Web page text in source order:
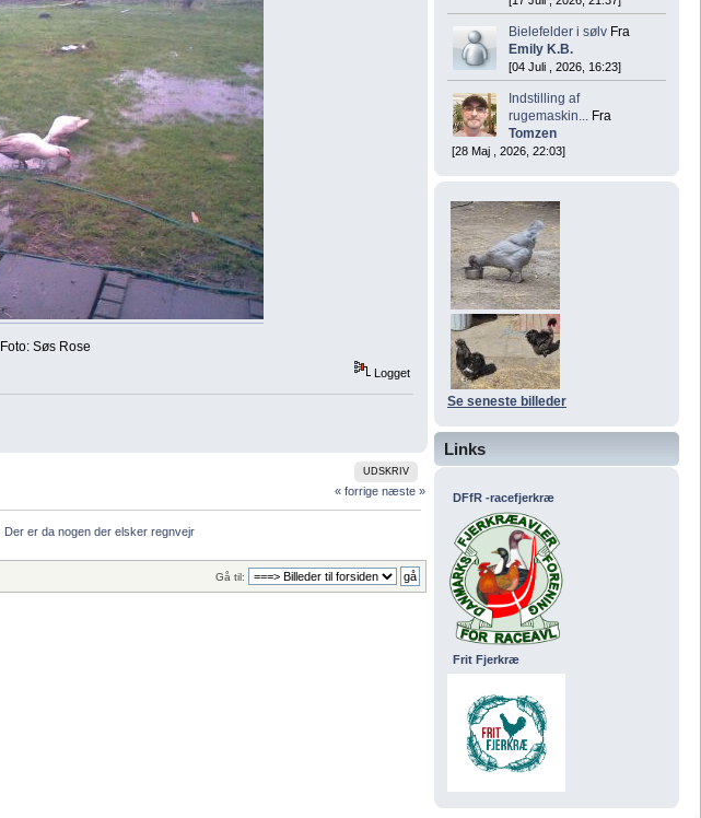
Bielefelder i sølv Fra
Emily K.B.
[04 Juli , 2026, 16:23]
Indstilling af
rugemaskin... Fra
Tomzen
[28 Maj , 2026, 22:03]
Se seneste billeder
Links
DFfR -racefjerkræ
Frit Fjerkræ
Foto: Søs Rose
Logget
UDSKRIV
« forrige næste »
Der er da nogen der elsker regnvejr
Gå til: